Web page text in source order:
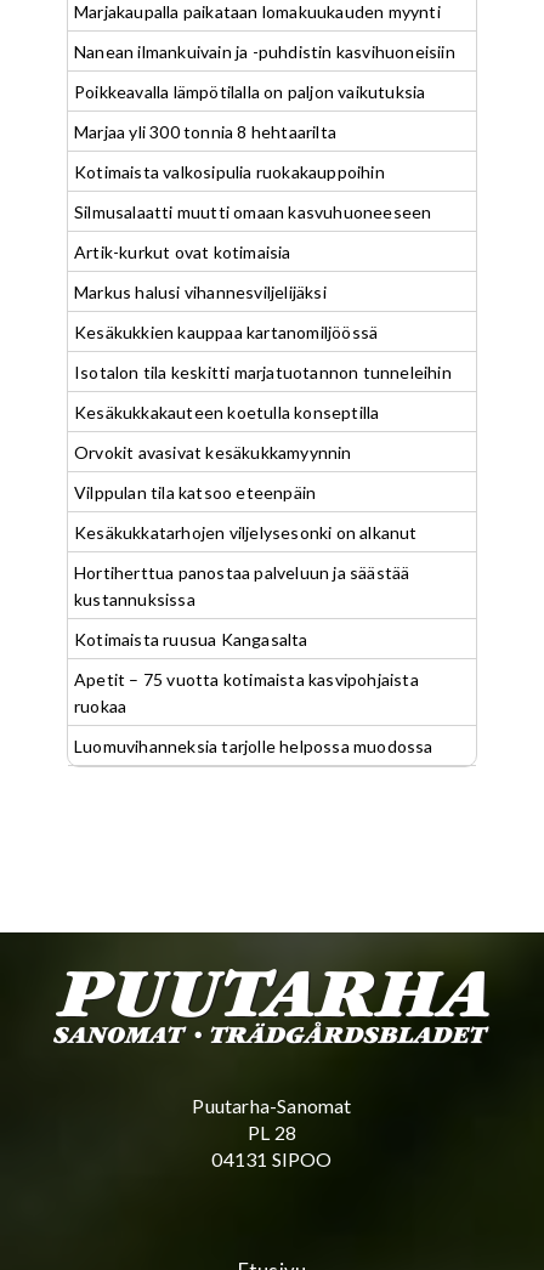
Marjakaupalla paikataan lomakuukauden myynti
Nanean ilmankuivain ja -puhdistin kasvihuoneisiin
Poikkeavalla lämpötilalla on paljon vaikutuksia
Marjaa yli 300 tonnia 8 hehtaarilta
Kotimaista valkosipulia ruokakauppoihin
Silmusalaatti muutti omaan kasvuhuoneeseen
Artik-kurkut ovat kotimaisia
Markus halusi vihannesviljelijäksi
Kesäkukkien kauppaa kartanomiljöössä
Isotalon tila keskitti marjatuotannon tunneleihin
Kesäkukkakauteen koetulla konseptilla
Orvokit avasivat kesäkukkamyynnin
Vilppulan tila katsoo eteenpäin
Kesäkukkatarhojen viljelysesonki on alkanut
Hortiherttua panostaa palveluun ja säästää
kustannuksissa
Kotimaista ruusua Kangasalta
Apetit – 75 vuotta kotimaista kasvipohjaista
ruokaa
Luomuvihanneksia tarjolle helpossa muodossa
Puutarha-Sanomat
PL 28
04131 SIPOO